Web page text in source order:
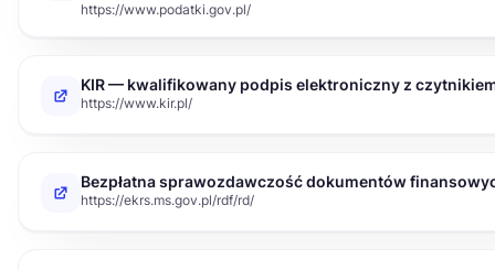
https://www.podatki.gov.pl/
KIR — kwalifikowany podpis elektroniczny z
https://www.kir.pl/
Bezpłatna sprawozdawczość dokumentów
https://ekrs.ms.gov.pl/rdf/rd/